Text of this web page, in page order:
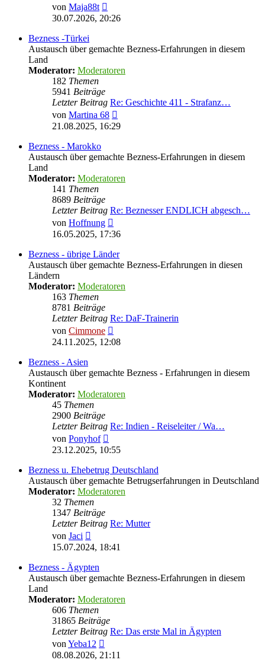
von Maja88t
Beitrag
30.07.2026, 20:26
Bezness -Türkei
Austausch über gemachte Bezness-Erfahrungen in diesem
Land
Moderator: Moderatoren
182 Themen
5941 Beiträge
Letzter Beitrag Re: Geschichte 411 - Strafanz…
von Martina 68
Beitrag
21.08.2025, 16:29
Bezness - Marokko
Austausch über gemachte Bezness-Erfahrungen in diesem
Land
Moderator: Moderatoren
141 Themen
8689 Beiträge
Letzter Beitrag Re: Beznesser ENDLICH abgesch…
von Hoffnung
Beitrag
16.05.2025, 17:36
Bezness - übrige Länder
Austausch über gemachte Bezness-Erfahrungen in diesen
Ländern
Moderator: Moderatoren
163 Themen
8781 Beiträge
Letzter Beitrag Re: DaF-Trainerin
von Cimmone
Beitrag
24.11.2025, 12:08
Bezness - Asien
Austausch über gemachte Bezness - Erfahrungen in diesem
Kontinent
Moderator: Moderatoren
45 Themen
2900 Beiträge
Letzter Beitrag Re: Indien - Reiseleiter / Wa…
von Ponyhof
Beitrag
23.12.2025, 10:55
Bezness u. Ehebetrug Deutschland
Austausch über gemachte Betrugserfahrungen in Deutschland
Moderator: Moderatoren
32 Themen
1347 Beiträge
Letzter Beitrag Re: Mutter
von Jaci
Beitrag
15.07.2024, 18:41
Bezness - Ägypten
Austausch über gemachte Bezness-Erfahrungen in diesem
Land
Moderator: Moderatoren
606 Themen
31865 Beiträge
Letzter Beitrag Re: Das erste Mal in Ägypten
von Yeba12
Beitrag
08.08.2026, 21:11